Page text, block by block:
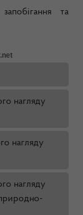
та
нагляду
нагляду
нагляду